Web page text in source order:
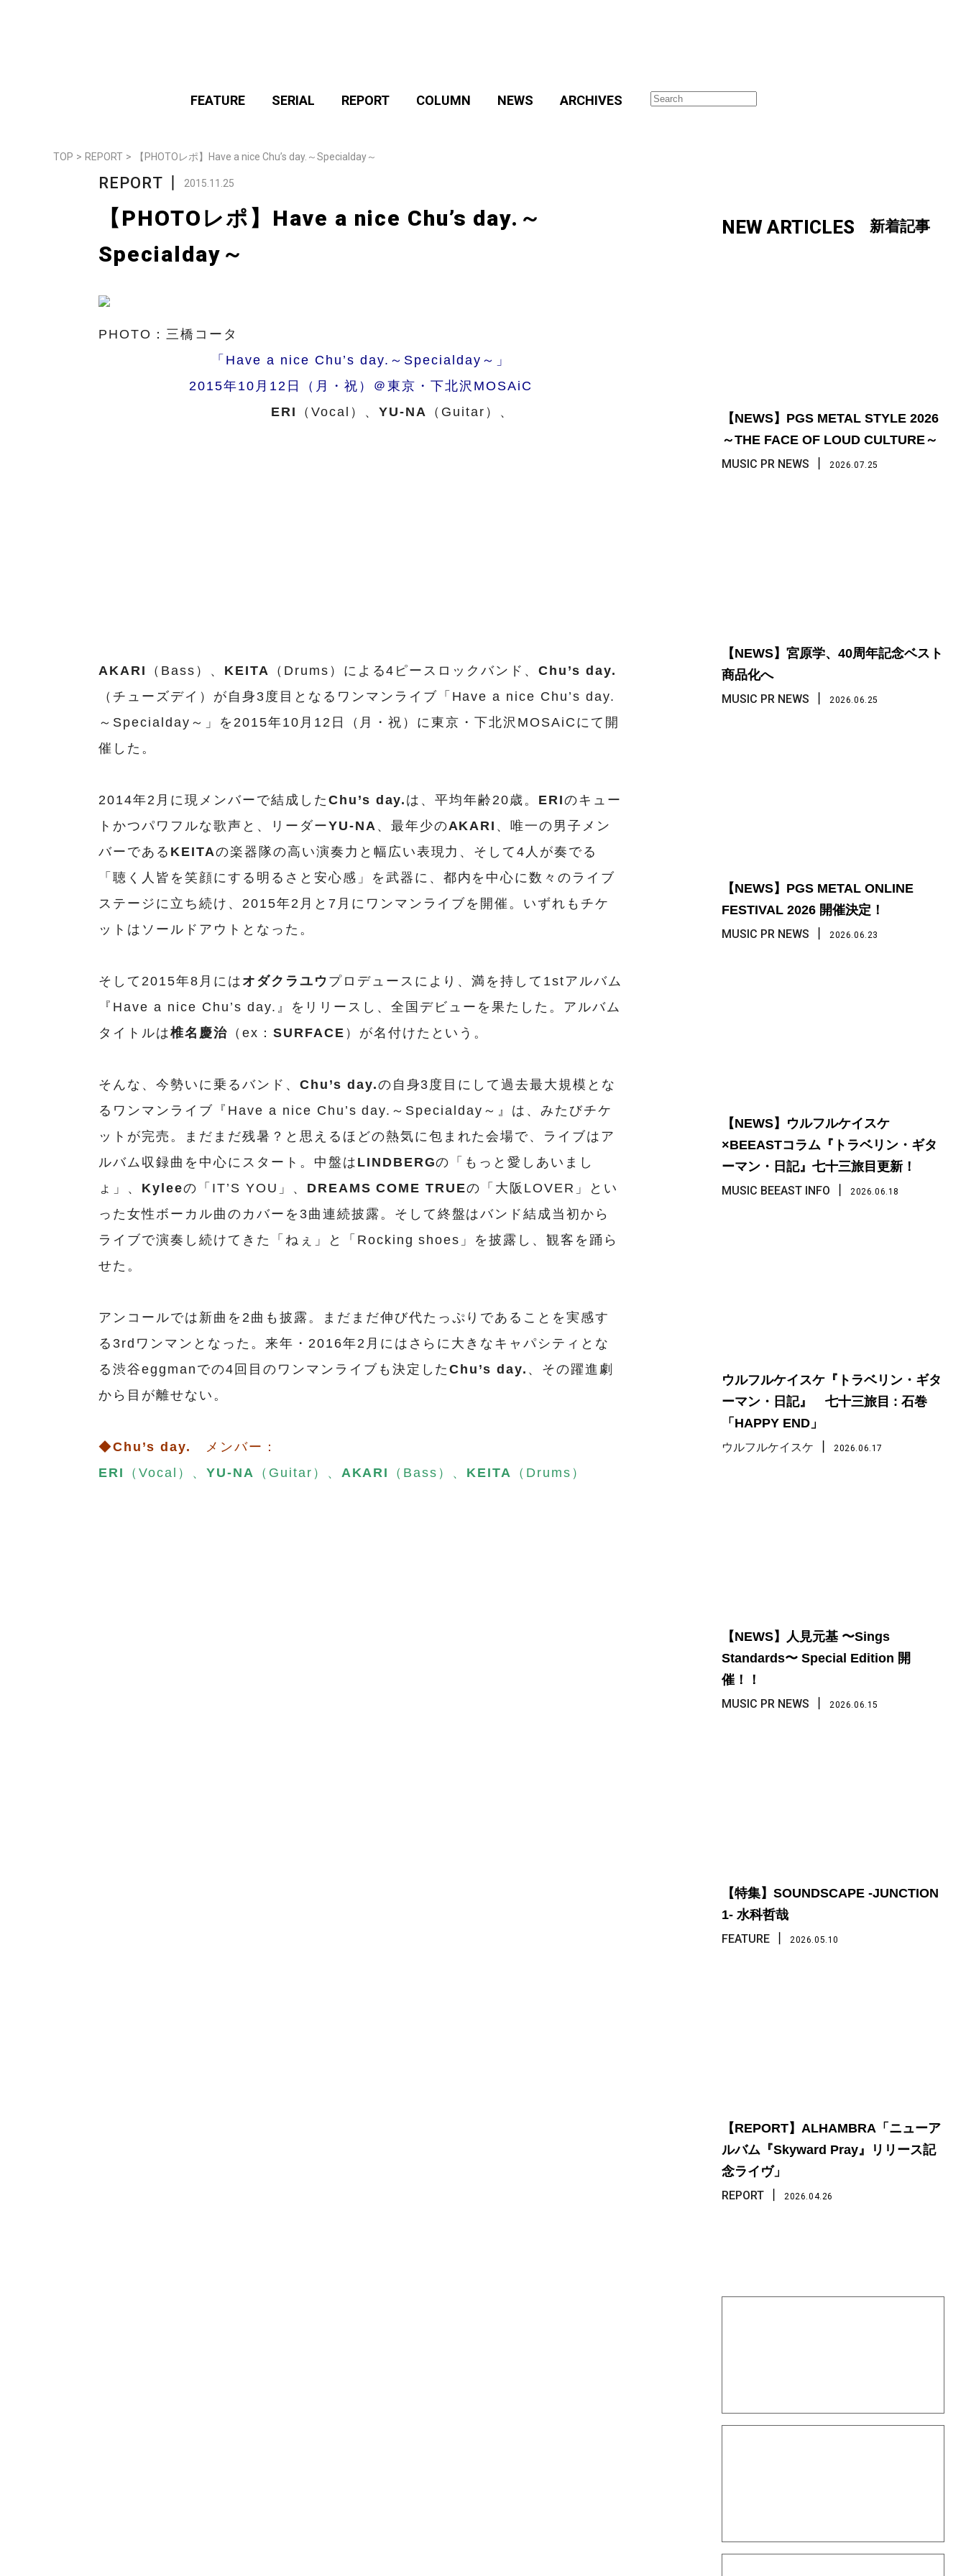
FEATURE SERIAL REPORT COLUMN NEWS ARCHIVES
TOP > REPORT > 【PHOTOレポ】Have a nice Chu’s day.～Specialday～
REPORT 2015.11.25
【PHOTOレポ】Have a nice Chu’s day.～
Specialday～
PHOTO：三橋コータ
「Have a nice Chu’s day.～Specialday～」
2015年10月12日（月・祝）＠東京・下北沢MOSAiC
ERI
（Vocal）、 YU-NA （Guitar）、
AKARI （Bass）、 KEITA （Drums）による4ピースロックバンド、Chu’s day.
（チューズデイ）が自身3度目となるワンマンライブ「Have a nice Chu’s day.
～Specialday～」を2015年10月12日（月・祝）に東京・下北沢MOSAiCにて開
催した。
2014年2月に現メンバーで結成した Chu’s day. は、平均年齢20歳。 ERIのキュー
トかつパワフルな歌声と、リーダーYU-NA 、最年少のAKARI 、唯一の男子メン
バーである KEITAの楽器隊の高い演奏力と幅広い表現力、そして4人が奏でる
「聴く人皆を笑顔にする明るさと安心感」を武器に、都内を中心に数々のライブ
ステージに立ち続け、2015年2月と7月にワンマンライブを開催。いずれもチケ
ットはソールドアウトとなった。
そして2015年8月には オダクラユウ プロデュースにより、満を持して1stアルバム
『Have a nice Chu’s day.』をリリースし、全国デビューを果たした。アルバム
タイトルは椎名慶治 （ex： SURFACE ）が名付けたという。
そんな、今勢いに乗るバンド、 Chu’s day.の自身3度目にして過去最大規模とな
るワンマンライブ『Have a nice Chu’s day.～Specialday～』は、みたびチケ
ットが完売。まだまだ残暑？と思えるほどの熱気に包まれた会場で、ライブはア
ルバム収録曲を中心にスタート。中盤は LINDBERGの「もっと愛しあいまし
ょ」、 Kyleeの「IT’S YOU」、 DREAMS COME TRUEの「大阪LOVER」とい
った女性ボーカル曲のカバーを3曲連続披露。そして終盤はバンド結成当初から
ライブで演奏し続けてきた「ねぇ」と「Rocking shoes」を披露し、観客を踊ら
せた。
アンコールでは新曲を2曲も披露。まだまだ伸び代たっぷりであることを実感す
る3rdワンマンとなった。来年・2016年2月にはさらに大きなキャパシティとな
る渋谷eggmanでの4回目のワンマンライブも決定したChu’s day. 、その躍進劇
から目が離せない。
◆Chu’s day.
メンバー：
ERI
（Vocal）、 YU-NA （Guitar）、 AKARI （Bass）、 KEITA （Drums）
NEW ARTICLES 新着記事
【NEWS】PGS METAL STYLE 2026
～THE FACE OF LOUD CULTURE～
MUSIC PR NEWS 2026.07.25
【NEWS】宮原学、40周年記念ベスト
商品化へ
MUSIC PR NEWS 2026.06.25
【NEWS】PGS METAL ONLINE
FESTIVAL 2026 開催決定！
MUSIC PR NEWS 2026.06.23
【NEWS】ウルフルケイスケ
×BEEASTコラム『トラベリン・ギタ
ーマン・日記』七十三旅目更新！
MUSIC BEEAST INFO 2026.06.18
ウルフルケイスケ『トラベリン・ギタ
ーマン・日記』 七十三旅目 : 石巻
「HAPPY END」
ウルフルケイスケ 2026.06.17
【NEWS】人見元基 〜Sings
Standards〜 Special Edition 開
催！！
MUSIC PR NEWS 2026.06.15
【特集】SOUNDSCAPE -JUNCTION
1- 水科哲哉
FEATURE 2026.05.10
【REPORT】ALHAMBRA「ニューア
ルバム『Skyward Pray』リリース記
念ライヴ」
REPORT 2026.04.26